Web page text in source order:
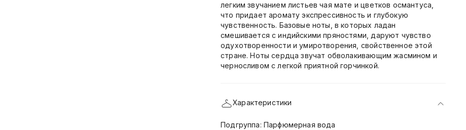
легким звучанием листьев чая мате и цветков османтуса,
что придает аромату экспрессивность и глубокую
чувственность. Базовые ноты, в которых ладан
смешивается с индийскими пряностями, даруют чувство
одухотворенности и умиротворения, свойственное этой
стране. Ноты сердца звучат обволакивающим жасмином и
черносливом с легкой приятной горчинкой.
Характеристики
Подгруппа: Парфюмерная вода